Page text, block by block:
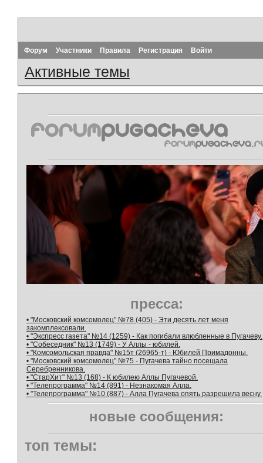
Форум Участники Правила Регистрация Войти
Активные темы
пресса:
• "Московский комсомолец" №78 (405) - Эти десять лет меня
закомплексовали.
• "Экспресс газета" №14 (1259) - Как погибали влюбленные в Пугачеву.
• "Собеседник" №13 (1749) - У Аллы - юбилей.
• "Комсомольская правда" №15т (26965-т) - Юбилей Примадонны.
• "Московский комсомолец" №75 - Пугачева тайно посещала
Серебренникова.
• "СтарХит" №13 (168) - К юбилею Аллы Пугачевой.
• "Телепрограмма" №14 (891) - Незнакомая Алла.
• "Телепрограмма" №10 (887) - Алла Пугачева опять разрешила весну.
новые сообщения:
топ темы: